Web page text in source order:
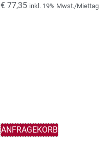
€ 77,35 inkl. 19% Mwst./Miettag
ANFRAGEKORB